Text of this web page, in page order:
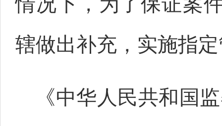
辖做出补充，实施指
《中华人民共和国